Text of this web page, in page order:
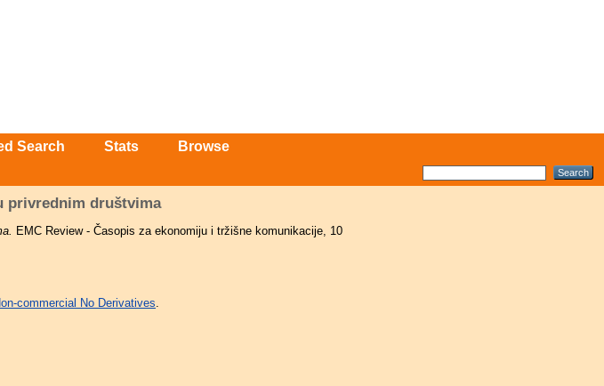
Search Stats Browse
privrednim društvima
EMC Review - Časopis za ekonomiju i tržišne komunikacije, 10
commercial No Derivatives